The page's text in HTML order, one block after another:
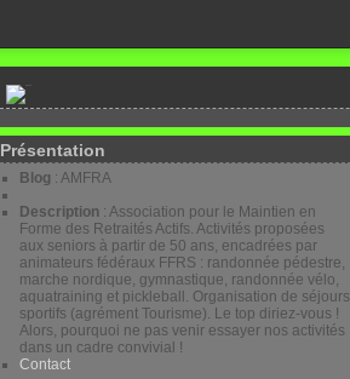
Présentation
Blog : AMFRA
Description : Association pour le Maintien en
Forme des Retraités Actifs. Activités proposées
aux seniors à partir de 50 ans, encadrées par
animateurs fédéraux FFRS : randonnée pédestre,
marche nordique, gymnastique, randonnée vélo,
aquatraining et pickleball. Organisation de séjours
sportifs (agrément Tourisme). Le top diriez-vous !
Alors, pourquoi ne pas venir essayer nos activités
dans un cadre convivial !
Contact